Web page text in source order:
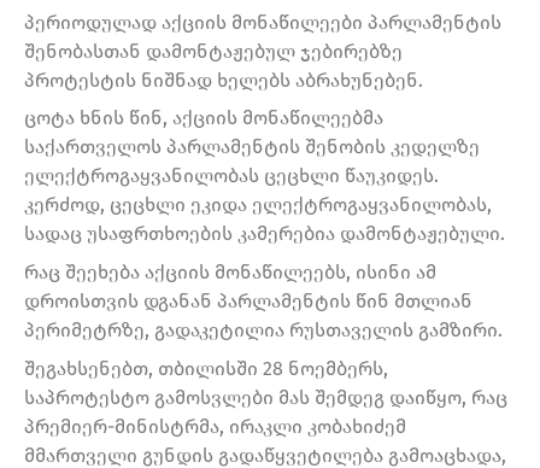
პერიოდულად აქციის მონაწილეები პარლამენტის
შენობასთან დამონტაჟებულ ჯებირებზე
პროტესტის ნიშნად ხელებს აბრახუნებენ.
ცოტა ხნის წინ, აქციის მონაწილეებმა
საქართველოს პარლამენტის შენობის კედელზე
ელექტროგაყვანილობას ცეცხლი წაუკიდეს.
კერძოდ, ცეცხლი ეკიდა ელექტროგაყვანილობას,
სადაც უსაფრთხოების კამერებია დამონტაჟებული.
რაც შეეხება აქციის მონაწილეებს, ისინი ამ
დროისთვის დგანან პარლამენტის წინ მთლიან
პერიმეტრზე, გადაკეტილია რუსთაველის გამზირი.
შეგახსენებთ, თბილისში 28 ნოემბერს,
საპროტესტო გამოსვლები მას შემდეგ დაიწყო, რაც
პრემიერ-მინისტრმა, ირაკლი კობახიძემ
მმართველი გუნდის გადაწყვეტილება გამოაცხადა,